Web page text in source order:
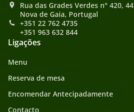
Rua das Grades Verdes n° 420,
Nova de Gaia, Portugal
+351 22 762 4735
+351 963 632 844
Ligações
Menu
Reserva de mesa
Encomendar Antecipadamente
Contacto